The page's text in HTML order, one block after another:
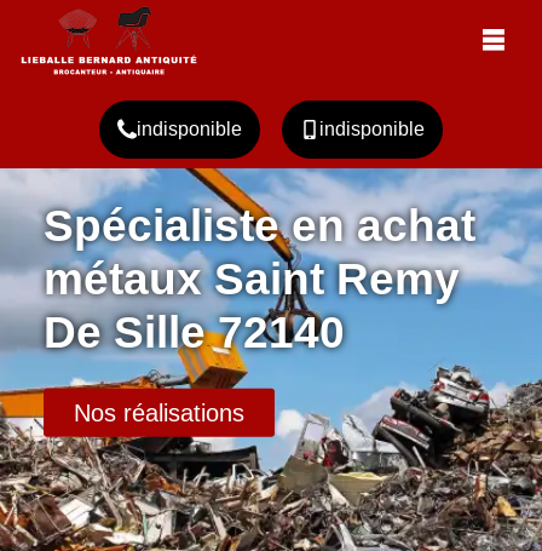
indisponible indisponible
Spécialiste en achat
métaux Saint Remy
De Sille 72140
Nos réalisations